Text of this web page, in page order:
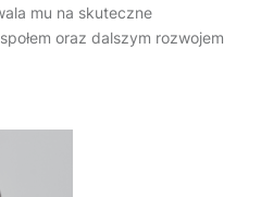
mu na skuteczne
oraz dalszym rozwojem